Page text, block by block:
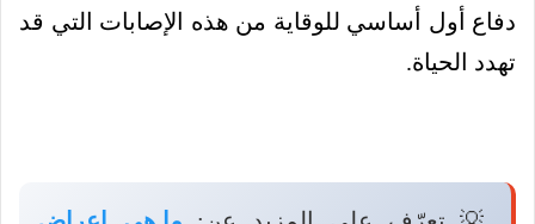
دفاع أول أساسي للوقاية من هذه الإصابات التي قد
تهدد الحياة.